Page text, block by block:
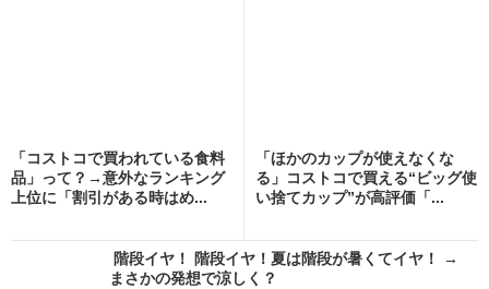
「コストコで買われている食料
品」って？→意外なランキング
上位に「割引がある時はめ...
「ほかのカップが使えなくな
る」コストコで買える“ビッグ使
い捨てカップ”が高評価「...
階段イヤ！ 階段イヤ！夏は階段が暑くてイヤ！ →
まさかの発想で涼しく？